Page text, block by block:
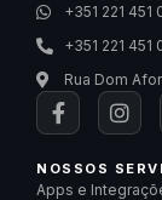
+351 221 451
+351 221 451
Rua Dom
NOSSOS
Apps e